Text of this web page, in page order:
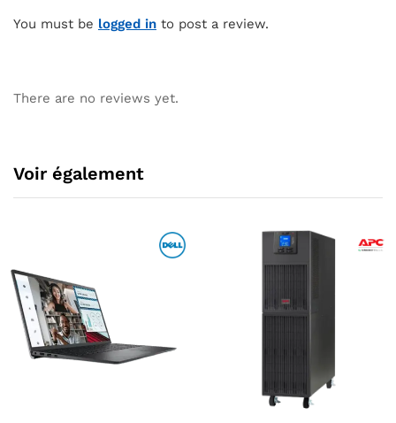
You must be logged in to post a review.
There are no reviews yet.
Voir également